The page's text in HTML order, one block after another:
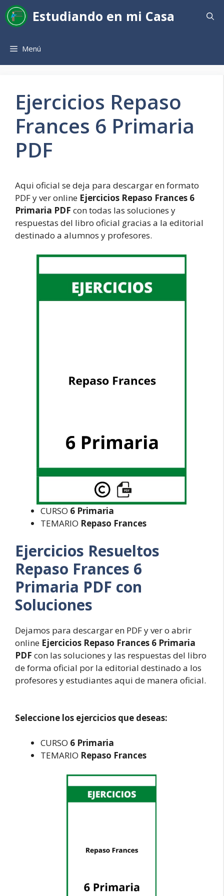
Saltar
al
contenido
Estudiando en mi Casa
Menú
Ejercicios Repaso
Frances 6 Primaria
PDF
Aqui oficial se deja para descargar en formato
PDF y ver online Ejercicios Repaso Frances 6
Primaria PDF con todas las soluciones y
respuestas del libro oficial gracias a la editorial
destinado a alumnos y profesores.
CURSO 6 Primaria
TEMARIO Repaso Frances
Ejercicios Resueltos
Repaso Frances 6
Primaria PDF con
Soluciones
Dejamos para descargar en PDF y ver o abrir
online Ejercicios Repaso Frances 6 Primaria
PDF con las soluciones y las respuestas del libro
de forma oficial por la editorial destinado a los
profesores y estudiantes aqui de manera oficial.
Seleccione los ejercicios que deseas:
CURSO 6 Primaria
TEMARIO Repaso Frances